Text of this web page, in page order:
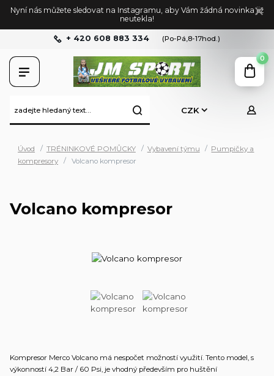
Nyní nás můžete sledovat na Instagramu, aby Vám žádná novinka již
neutekla!
CZK
+ 420 608 883 334 (Po-Pá,8-17hod.)
0
Úvod TRÉNINKOVÉ POMŮCKY Vybavení týmu
Pumpičky a
kompresory
Volcano kompresor
Volcano kompresor
Kompresor Merco Volcano má nespočet možností využití. Tento model, s
výkonností 4,2 Bar / 60 Psi, je vhodný především pro huštění